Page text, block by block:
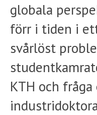
globala
förr i tiden i
svårlöst
KTH och